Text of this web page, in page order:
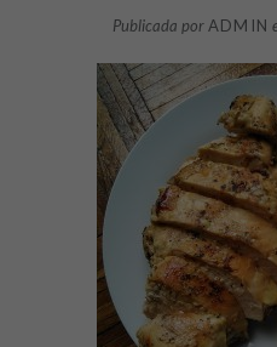
Publicada por ADMIN